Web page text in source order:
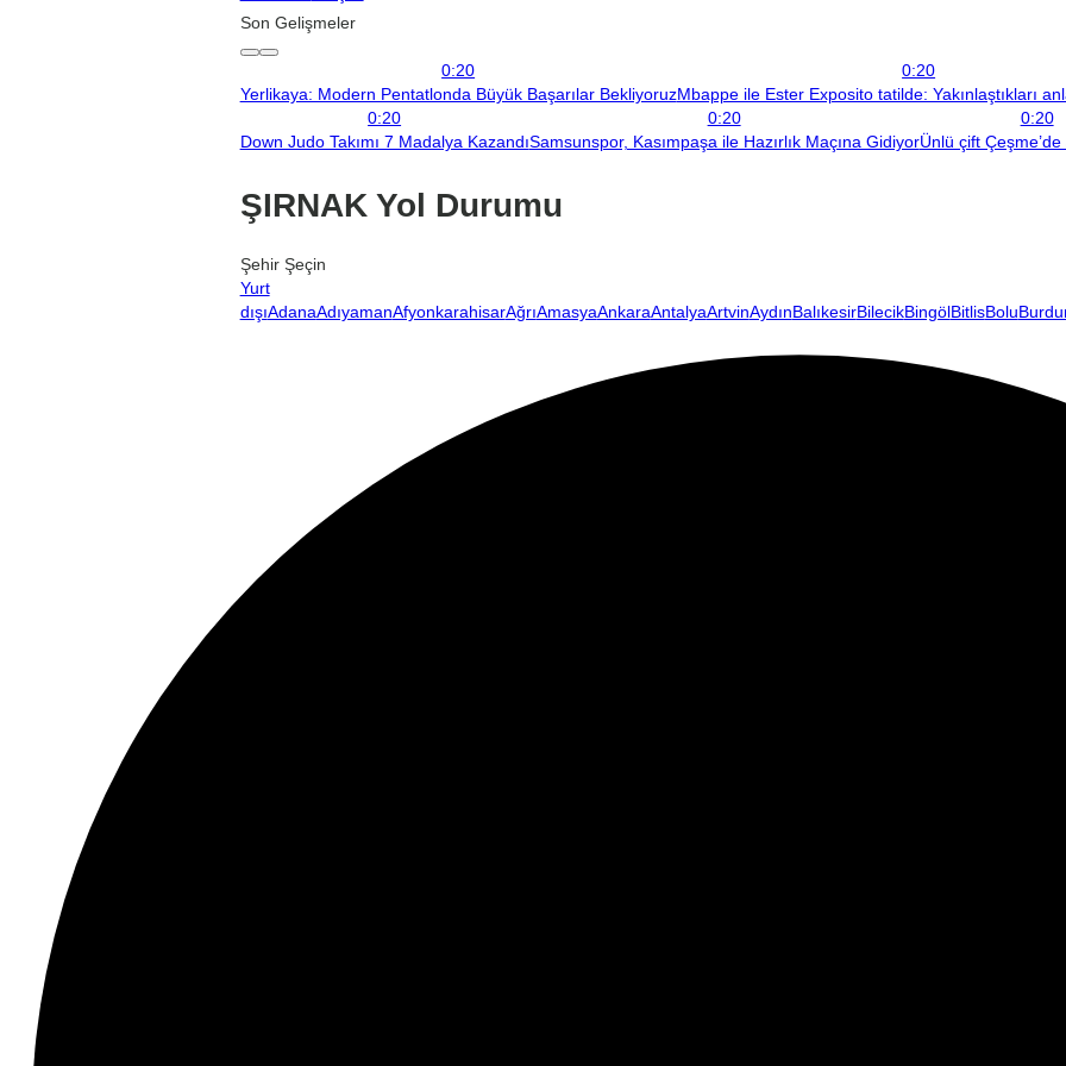
Son Gelişmeler
0:20
Yerlikaya: Modern Pentatlonda Büyük Başarılar Bekliyoruz
0:20
Mbappe ile Ester Exposito tatilde: Yakınlaştıkları
0:20
Down Judo Takımı 7 Madalya Kazandı
0:20
Samsunspor, Kasımpaşa ile Hazırlık Maçına Gidiyor
0:20
Ünlü çift
ŞIRNAK Yol Durumu
Şehir Şeçin
Yurt
dışıAdanaAdıyamanAfyonkarahisarAğrıAmasyaAnkaraAntalyaArtvinAydınBalıkesirBilecikBingölBitlisBolu